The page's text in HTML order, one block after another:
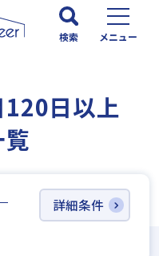
検索 メニュー
120日以上
詳細条件